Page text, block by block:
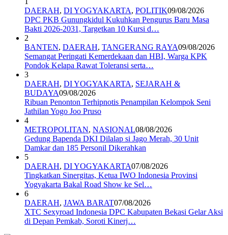
DAERAH, DI YOGYAKARTA, POLITIK09/08/2026
DPC PKB Gunungkidul Kukuhkan Pengurus Baru Masa
Bakti 2026-2031, Targetkan 10 Kursi d…
2
BANTEN, DAERAH, TANGERANG RAYA09/08/2026
Semangat Peringati Kemerdekaan dan HBI, Warga KPK
Pondok Kelapa Rawat Toleransi serta…
3
DAERAH, DI YOGYAKARTA, SEJARAH &
BUDAYA09/08/2026
Ribuan Penonton Terhipnotis Penampilan Kelompok Seni
Jathilan Yogo Joo Pruso
4
METROPOLITAN, NASIONAL08/08/2026
Gedung Bapenda DKI Dilalap si Jago Merah, 30 Unit
Damkar dan 185 Personil Dikerahkan
5
DAERAH, DI YOGYAKARTA07/08/2026
Tingkatkan Sinergitas, Ketua IWO Indonesia Provinsi
Yogyakarta Bakal Road Show ke Sel…
6
DAERAH, JAWA BARAT07/08/2026
XTC Sexyroad Indonesia DPC Kabupaten Bekasi Gelar Aksi
di Depan Pemkab, Soroti Kinerj…